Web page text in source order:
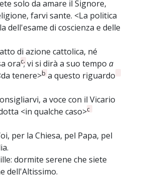
solo da amare il Signore,
farvi sante. <La politica
dell'esame di coscienza e delle
di azione cattolica, né
orac; vi si dirà a suo tempo a
tenere>b a questo riguardo
a voce con il Vicario
<in qualche caso>c
per la Chiesa, pel Papa, pel
dormite serene che siete
dell'Altissimo.